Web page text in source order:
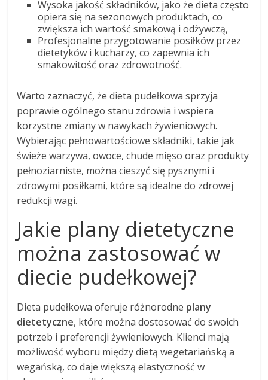
Wysoka jakość składników, jako że dieta często
opiera się na sezonowych produktach, co
zwiększa ich wartość smakową i odżywczą,
Profesjonalne przygotowanie posiłków przez
dietetyków i kucharzy, co zapewnia ich
smakowitość oraz zdrowotność.
Warto zaznaczyć, że dieta pudełkowa sprzyja
poprawie ogólnego stanu zdrowia i wspiera
korzystne zmiany w nawykach żywieniowych.
Wybierając pełnowartościowe składniki, takie jak
świeże warzywa, owoce, chude mięso oraz produkty
pełnoziarniste, można cieszyć się pysznymi i
zdrowymi posiłkami, które są idealne do zdrowej
redukcji wagi.
Jakie plany dietetyczne
można zastosować w
diecie pudełkowej?
Dieta pudełkowa oferuje różnorodne plany
dietetyczne, które można dostosować do swoich
potrzeb i preferencji żywieniowych. Klienci mają
możliwość wyboru między dietą wegetariańską a
wegańską, co daje większą elastyczność w